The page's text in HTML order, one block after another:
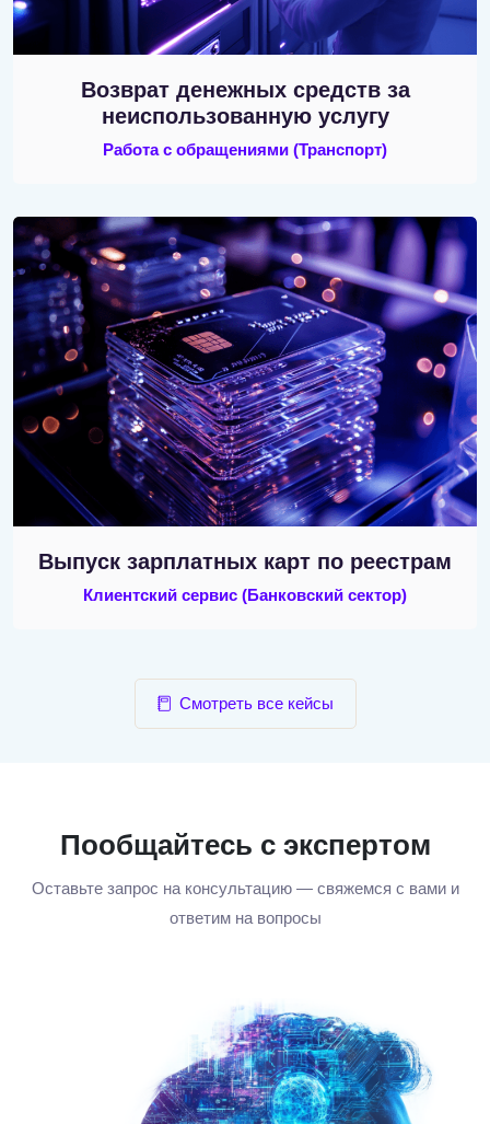
Возврат денежных средств за
неиспользованную услугу
Работа с обращениями (Транспорт)
Выпуск зарплатных карт по реестрам
Клиентский сервис (Банковский сектор)
Смотреть все кейсы
Пообщайтесь с экспертом
Оставьте запрос на консультацию — свяжемся с вами и
ответим на вопросы